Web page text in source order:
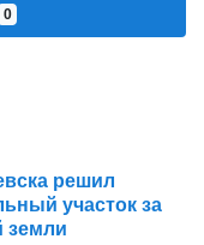
0
решил
участок за
земли